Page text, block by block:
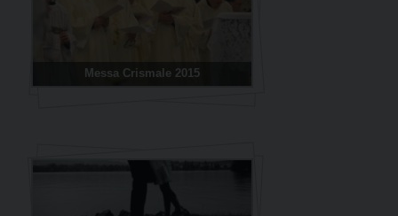
Messa Crismale 2015